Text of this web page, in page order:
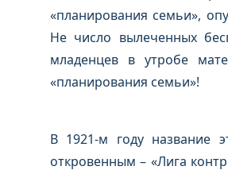
«планирования семьи»,
Не число вылеченных
младенцев в утробе
«планирования семьи»!
В 1921-м году название
откровенным – «Лига